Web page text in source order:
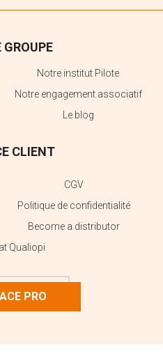
GROUPE
Notre institut Pilote
Notre engagement associatif
Le blog
CLIENT
CGV
Politique de confidentialité
Become a distributor
Qualiopi
PRO